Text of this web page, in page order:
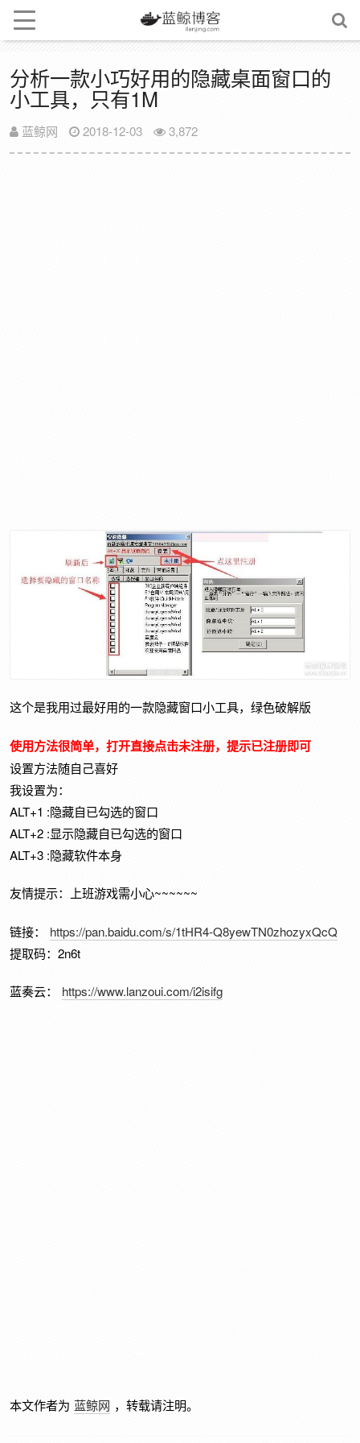
分析一款小巧好用的隐藏桌面窗口的
小工具，只有1M
蓝鲸网 2018-12-03 3,872
这个是我用过最好用的一款隐藏窗口小工具，绿色破解版
使用方法很简单，打开直接点击未注册，提示已注册即可
设置方法随自己喜好
我设置为：
ALT+1 :隐藏自已勾选的窗口
ALT+2 :显示隐藏自已勾选的窗口
ALT+3 :隐藏软件本身
友情提示：上班游戏需小心~~~~~~
链接：
https://pan.baidu.com/s/1tHR4-Q8yewTN0zhozyxQcQ
提取码：2n6t
蓝奏云： https://www.lanzoui.com/i2isifg
本文作者为 蓝鲸网 ，转载请注明。